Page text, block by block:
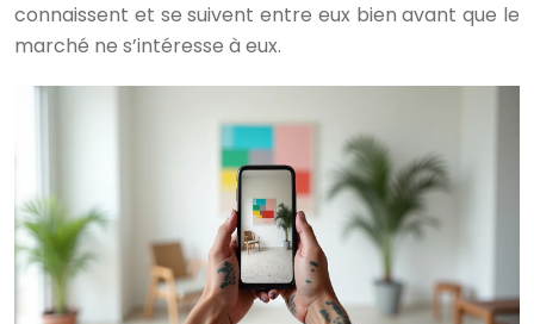
connaissent et se suivent entre eux bien avant que le
marché ne s’intéresse à eux.